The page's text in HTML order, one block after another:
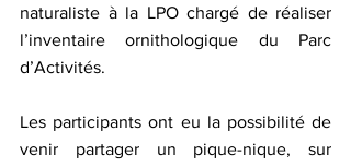
naturaliste à la LPO chargé de réaliser
l’inventaire ornithologique du Parc
d’Activités.
Les participants ont eu la possibilité de
venir partager un pique-nique, sur